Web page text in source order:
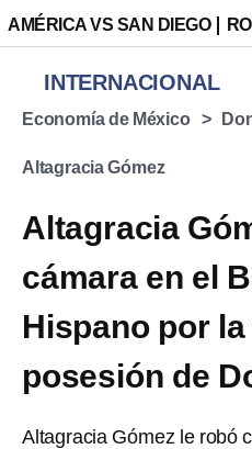
AMÉRICA VS SAN DIEGO
INTERNACIONAL
Economía de México
Altagracia Gómez
Altagracia
cámara en el
Hispano por
posesión de
Altagracia Gómez le robó